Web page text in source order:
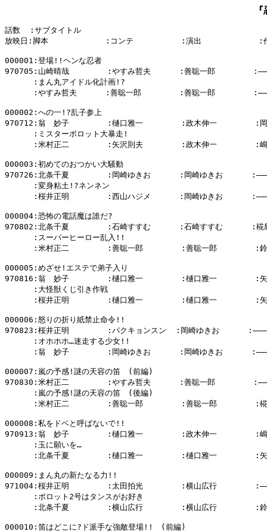
話数  :サブタイトル
放映日:脚本            :コンテ          :演出            :作
000001:登場!!ヘンな忍者
970705:山崎晴哉        :やすみ哲夫      :善聡一郎
      :まん丸アイドル化計画!?
:やすみ哲夫      :善聡一郎        :善聡一郎
000002:への一!?乱子参上
970712:翁　妙子        :樋口雅一        :政木伸一        :岡
      :ミスターボロット大暴走!
:米村正二        :矢沢則夫        :政木伸一        :嶋
000003:初めてのおつかい大騒動
970726:北条千夏        :岡崎ゆきお      :岡崎ゆきお
      :変身粘土!?ネンネン
:桜井正明        :西山ハジメ      :岡崎ゆきお
000004:恐怖の電話魔は誰だ?
970802:北条千夏        :石崎すすむ      :石崎すすむ      :椛
      :スーパーヒーロー乱入!!
:米村正二        :善聡一郎        :善聡一郎        :鈴
000005:めざせ!エステで弟子入り
970816:翁　妙子        :樋口雅一        :樋口雅一        :矢
      :大怪獣くじ引き作戦
:桜井正明        :樋口雅一        :樋口雅一        :矢
000006:怒りの折り紙禁止命令!!
970823:桜井正明        :パクキョンスン  :岡崎ゆきお
      :オホホホ…迷走する少女!!
:翁　妙子        :岡崎ゆきお      :岡崎ゆきお
000007:嵐の予感!謎の天容の笛　(前編)
970830:米村正二        :やすみ哲夫      :善聡一郎
      :嵐の予感!謎の天容の笛　(後編)
:米村正二        :善聡一郎        :善聡一郎        :椛
000008:私をドベと呼ばないで!!
970913:翁　妙子        :樋口雅一        :政木伸一        :嶋
      :玉に願いを…
:北条千夏        :樋口雅一        :樋口雅一        :矢
000009:まん丸の新たなる力!!
971004:桜井正明        :太田拍光        :横山広行
      :ポロット2号はタンスがお好き
:北条千夏        :横山広行        :横山広行        :鈴
000010:笛はどこに?ド派手な強敵登場!!　(前編)